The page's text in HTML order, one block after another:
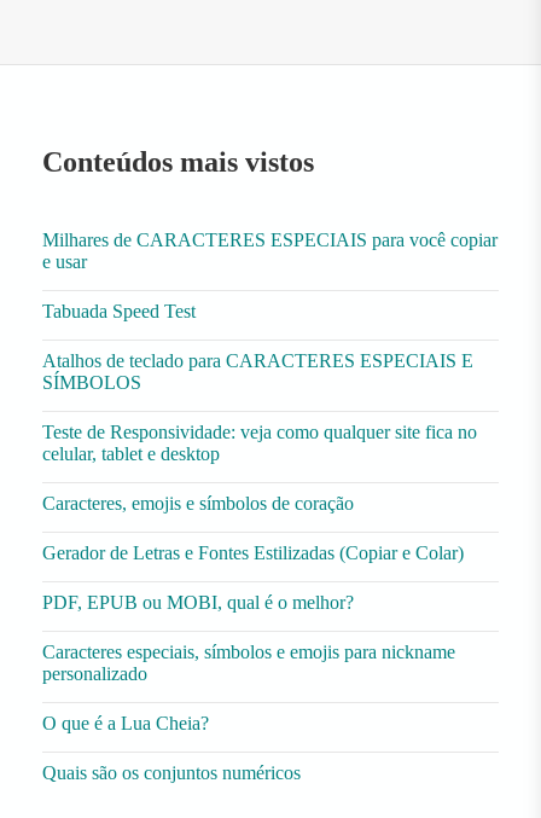
Conteúdos mais vistos
Milhares de CARACTERES ESPECIAIS para você copiar
e usar
Tabuada Speed Test
Atalhos de teclado para CARACTERES ESPECIAIS E
SÍMBOLOS
Teste de Responsividade: veja como qualquer site fica no
celular, tablet e desktop
Caracteres, emojis e símbolos de coração
Gerador de Letras e Fontes Estilizadas (Copiar e Colar)
PDF, EPUB ou MOBI, qual é o melhor?
Caracteres especiais, símbolos e emojis para nickname
personalizado
O que é a Lua Cheia?
Quais são os conjuntos numéricos